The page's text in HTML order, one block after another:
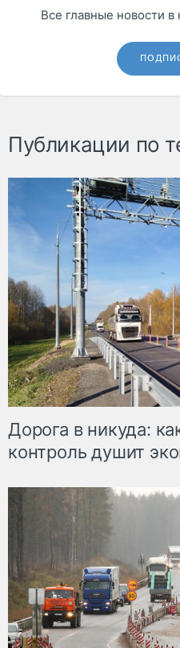
Все главные новости
Публикации по
Дорога в никуда:
контроль душит